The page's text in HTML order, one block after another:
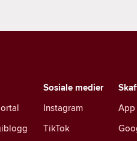
Sosiale medier
Instagram
TikTok